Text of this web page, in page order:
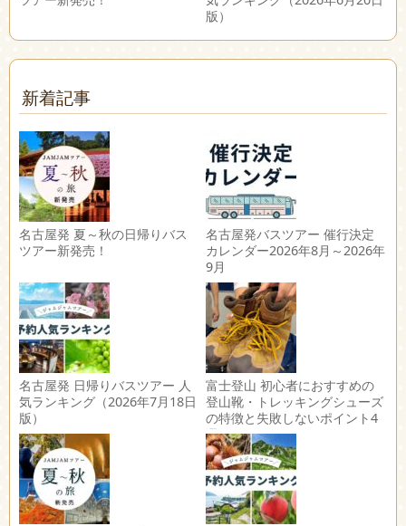
版）
新着記事
名古屋発 夏～秋の日帰りバス
ツアー新発売！
名古屋発バスツアー 催行決定
カレンダー2026年8月～2026年
9月
名古屋発 日帰りバスツアー 人
気ランキング（2026年7月18日
版）
富士登山 初心者におすすめの
登山靴・トレッキングシューズ
の特徴と失敗しないポイント4
選